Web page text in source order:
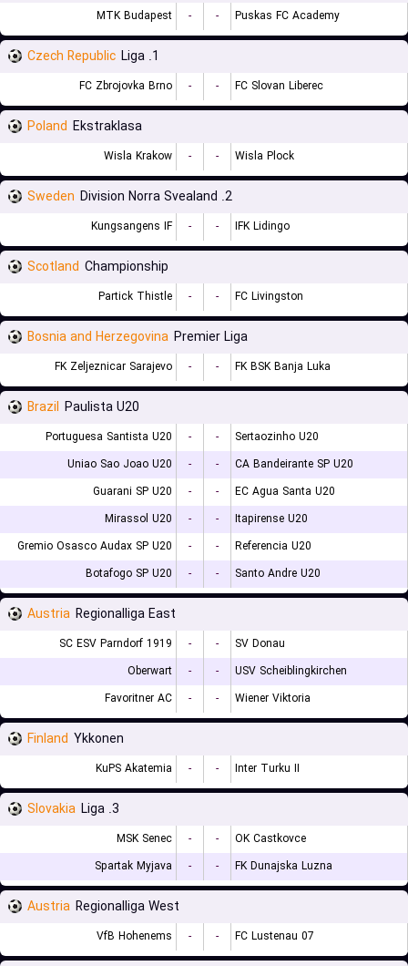
MTK Budapest - - Puskas FC Academy
Czech Republic 1. Liga
FC Zbrojovka Brno - - FC Slovan Liberec
Poland Ekstraklasa
Wisla Krakow - - Wisla Plock
Sweden 2. Division Norra Svealand
Kungsangens IF - - IFK Lidingo
Scotland Championship
Partick Thistle - - FC Livingston
Bosnia and Herzegovina Premier Liga
FK Zeljeznicar Sarajevo - - FK BSK Banja Luka
Brazil Paulista U20
Portuguesa Santista U20 - -
Sertaozinho U20
Uniao Sao Joao U20
- -
CA Bandeirante SP U20
Guarani SP U20
- -
EC Agua Santa U20
Mirassol U20
- -
Itapirense U20
Gremio Osasco Audax SP U20
- -
Referencia U20
Botafogo SP U20
- - Santo Andre U20
Austria Regionalliga East
SC ESV Parndorf 1919 - -
SV Donau
Oberwart
- -
USV Scheiblingkirchen
Favoritner AC
- - Wiener Viktoria
Finland Ykkonen
KuPS Akatemia - - Inter Turku II
Slovakia 3. Liga
MSK Senec - -
OK Castkovce
Spartak Myjava
- - FK Dunajska Luzna
Austria Regionalliga West
VfB Hohenems - - FC Lustenau 07